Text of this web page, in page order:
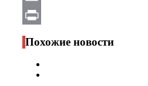
Email
Print
Похожие новости